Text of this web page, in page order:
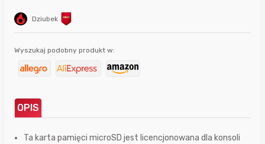
Dziubek
Wyszukaj podobny produkt w:
OPIS
Ta karta pamięci microSD jest licencjonowana dla konsoli